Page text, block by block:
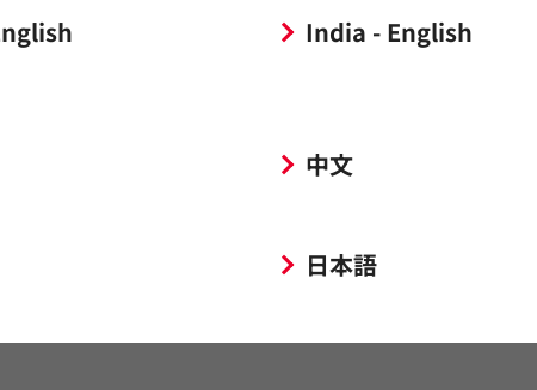
India - English
中文
日本語
ーフティ用）の品番一覧
ト用）の品番一覧
タも充実
角から10mm角までをラインアップ。民生機器から自動車